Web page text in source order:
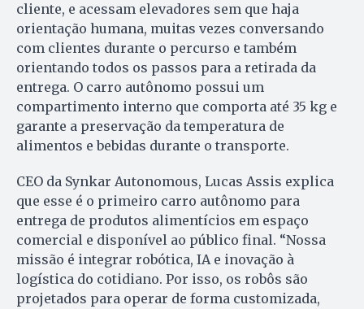
cliente, e acessam elevadores sem que haja
orientação humana, muitas vezes conversando
com clientes durante o percurso e também
orientando todos os passos para a retirada da
entrega. O carro autônomo possui um
compartimento interno que comporta até 35 kg e
garante a preservação da temperatura de
alimentos e bebidas durante o transporte.
CEO da Synkar Autonomous, Lucas Assis explica
que esse é o primeiro carro autônomo para
entrega de produtos alimentícios em espaço
comercial e disponível ao público final. “Nossa
missão é integrar robótica, IA e inovação à
logística do cotidiano. Por isso, os robôs são
projetados para operar de forma customizada,